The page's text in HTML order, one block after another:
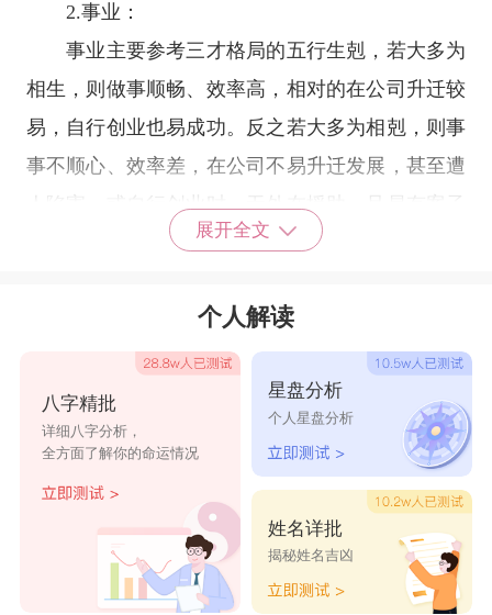
2.事业：
事业主要参考三才格局的五行生剋，若大多为
相生，则做事顺畅、效率高，相对的在公司升迁较
易，自行创业也易成功。反之若大多为相剋，则事
事不顺心、效率差，在公司不易升迁发展，甚至遭
人陷害，或自行创业时，无外在援助，且易有案子
较易遭对手抢走的问题。
婚姻亦针对外格而言，人格与外格的五行关
系，即指与配偶的互动关系。一般而言相生为佳，
而相剋为易有吵架现象，且外格数理强弱亦可表示
配偶之个性强弱(此点为参考值，夫妻、男女朋友
最好以合参为原则，切莫独论，方不失偏颇)。在
此我们併入家庭关系，主要以三才五行生剋，人格
对天格及人格对地格之关联，来判断与父母或子女
展开全文
个人解读
八字精批
详细八字分析，
全方面了解你的命运情况
星盘分析
个人星盘分析
姓名详批
揭秘姓名吉凶